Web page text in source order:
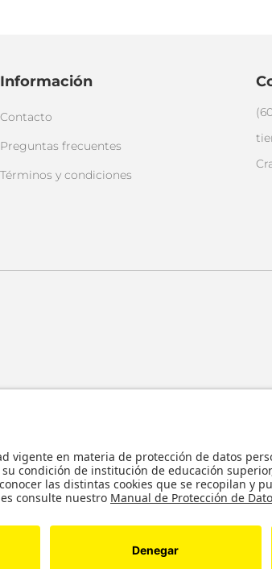
Información
Contacto
Preguntas frecuentes
Términos y condiciones
Reservados: La presente obra, y en general todos sus
y nacionales vigentes sobre propiedad Intelectual, por lo
pública, transformación, distribución, alquiler, préstamo